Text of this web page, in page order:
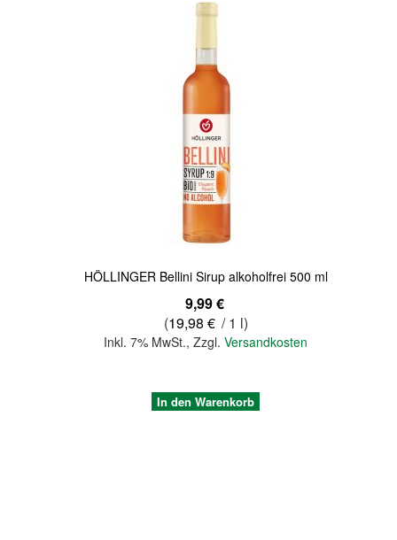
HÖLLINGER Bellini Sirup alkoholfrei 500 ml
9,99 €
(19,98 € / 1 l)
Inkl. 7% MwSt.,Zzgl.Versandkosten
In den Warenkorb